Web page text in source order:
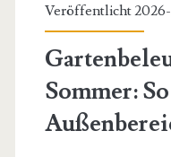
Veröffentlicht 2026-
Sommer: